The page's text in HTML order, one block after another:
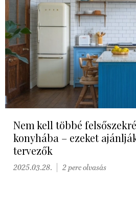
Nem kell többé
konyhába – ezeket
tervezők
2025.03.28. 2 perc olvasás